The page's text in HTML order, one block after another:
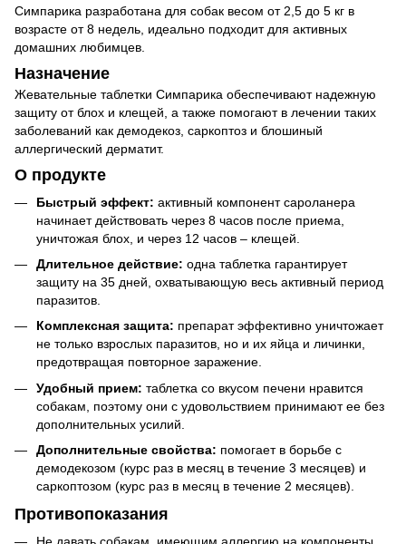
Симпарика разработана для собак весом от 2,5 до 5 кг в
возрасте от 8 недель, идеально подходит для активных
домашних любимцев.
Назначение
Жевательные таблетки Симпарика обеспечивают надежную
защиту от блох и клещей, а также помогают в лечении таких
заболеваний как демодекоз, саркоптоз и блошиный
аллергический дерматит.
О продукте
Быстрый эффект: активный компонент сароланера
начинает действовать через 8 часов после приема,
уничтожая блох, и через 12 часов – клещей.
Длительное действие: одна таблетка гарантирует
защиту на 35 дней, охватывающую весь активный период
паразитов.
Комплексная защита: препарат эффективно уничтожает
не только взрослых паразитов, но и их яйца и личинки,
предотвращая повторное заражение.
Удобный прием: таблетка со вкусом печени нравится
собакам, поэтому они с удовольствием принимают ее без
дополнительных усилий.
Дополнительные свойства: помогает в борьбе с
демодекозом (курс раз в месяц в течение 3 месяцев) и
саркоптозом (курс раз в месяц в течение 2 месяцев).
Противопоказания
Не давать собакам, имеющим аллергию на компоненты